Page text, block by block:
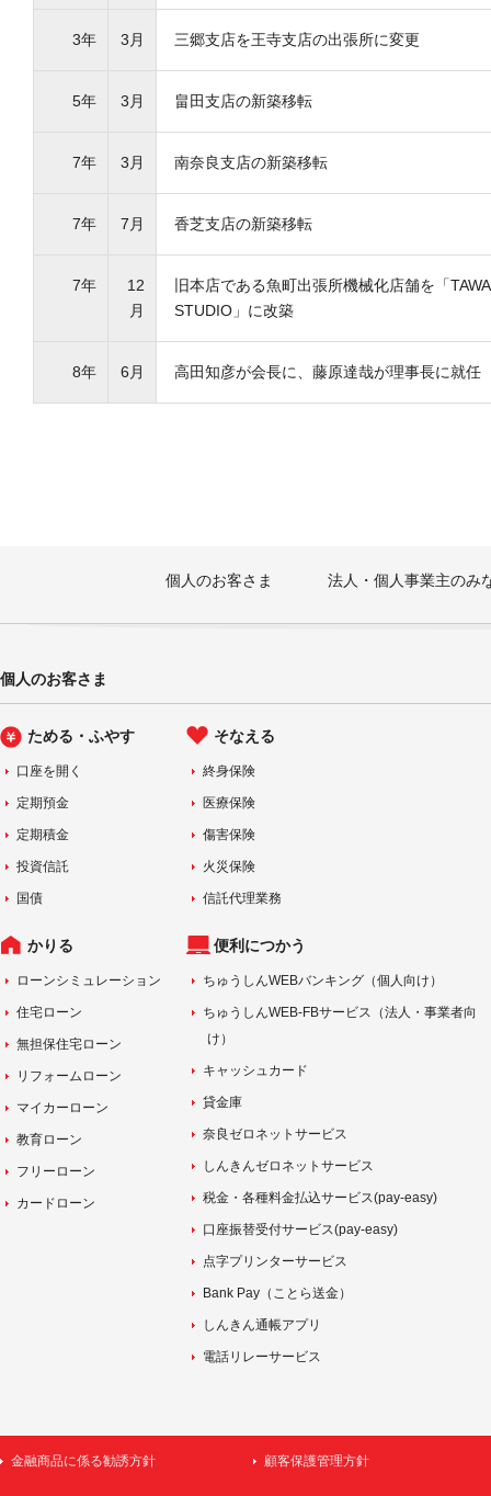
3年 3月 三郷支店を王寺支店の出張所に変更
5年 3月 畠田支店の新築移転
7年 3月 南奈良支店の新築移転
7年 7月 香芝支店の新築移転
7年
12
月
旧本店である魚町出張所機械化店舗を「
STUDIO」に改築
8年 6月 高田知彦が会長に、藤原達哉が理事長に就任
個人のお客さま 法人・個人事業主のみ
個人のお客さま
ためる・ふやす
口座を開く
定期預金
定期積金
投資信託
国債
そなえる
終身保険
医療保険
傷害保険
火災保険
信託代理業務
かりる
ローンシミュレーション
住宅ローン
無担保住宅ローン
リフォームローン
マイカーローン
教育ローン
フリーローン
カードローン
便利につかう
ちゅうしんWEBバンキング（個人向け）
ちゅうしんWEB-FBサービス（法人・事業者向
け）
キャッシュカード
貸金庫
奈良ゼロネットサービス
しんきんゼロネットサービス
税金・各種料金払込サービス(pay-easy)
口座振替受付サービス(pay-easy)
点字プリンターサービス
Bank Pay（ことら送金）
しんきん通帳アプリ
電話リレーサービス
金融商品に係る勧誘方針 顧客保護管理方針